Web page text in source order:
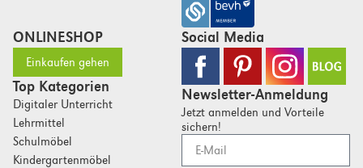
ONLINESHOP
Einkaufen gehen
Top Kategorien
Digitaler Unterricht
Lehrmittel
Schulmöbel
Kindergartenmöbel
Social Media
Newsletter-Anmeldung
Jetzt anmelden und Vorteile
sichern!